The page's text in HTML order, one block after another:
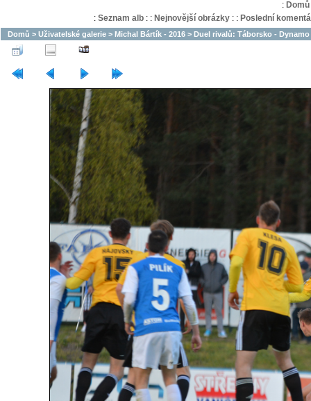
: Domů
: Seznam alb: : Nejnovější obrázky: : Poslední
Domů > Uživatelské galerie > Michal Bártík - 2016 > Duel rivalů: Táborsko - Dynamo